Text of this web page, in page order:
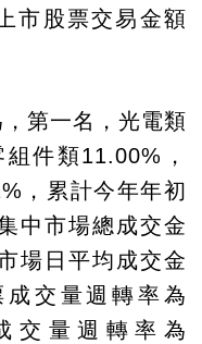
市股票交易金額
第一名，光電類
件類11.00%，
，累計今年年初
中市場總成交金
場日平均成交金
交量週轉率為
交量週轉率為